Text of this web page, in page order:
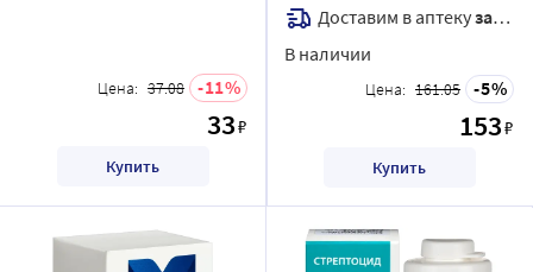
Цена: 37.08 11
33₽
Купить
Доставим в аптекузавтра
В наличии
Цена: 161.05 5
153₽
Купить